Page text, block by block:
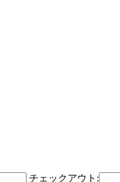
チェックアウト: